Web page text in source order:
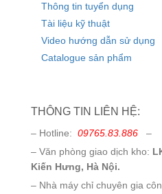
Thông tin tuyển dụng
Tài liệu kỹ thuật
Video hướng dẫn sử dụng
Catalogue sản phẩm
THÔNG TIN LIÊN HỆ:
– Hotline: 09765.83.886 –
– Văn phòng giao dịch kho:
Kiến Hưng, Hà Nội.
– Nhà máy chỉ chuyên gia